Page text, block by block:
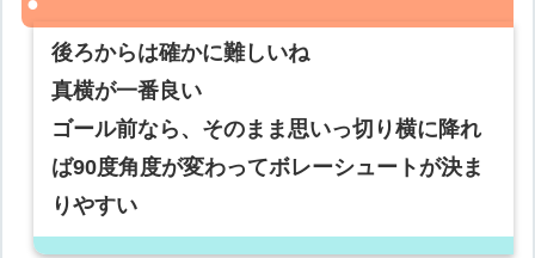
後ろからは確かに難しいね
真横が一番良い
ゴール前なら、そのまま思いっ切り横に降れ
ば90度角度が変わってボレーシュートが決ま
りやすい